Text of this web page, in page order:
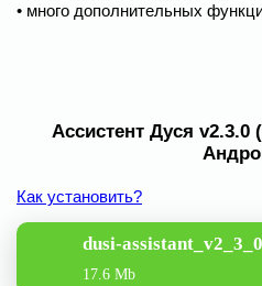
• много дополнительных
Ассистент Дуся v2.3.0
Как установить?
dusi-
17.6 Mb